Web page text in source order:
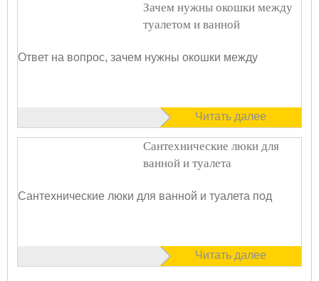
Зачем нужны окошки между
туалетом и ванной
Ответ на вопрос, зачем нужны окошки между
Читать далее
Сантехнические люки для
ванной и туалета
Сантехнические люки для ванной и туалета под
Читать далее